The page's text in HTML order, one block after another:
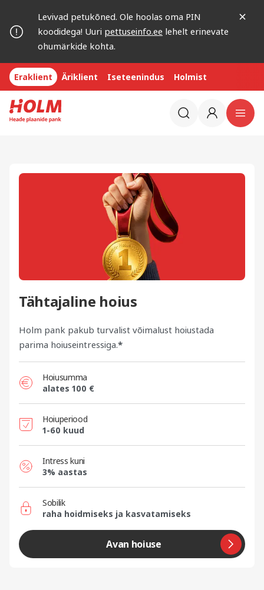
Levivad petukõned. Ole hoolas oma PIN
koodidega! Uuri pettuseinfo.ee lehelt erinevate
ohumärkide kohta.
Eraklient Äriklient Iseteenindus Holmist
Tähtajaline hoius
Holm pank pakub turvalist võimalust hoiustada
parima hoiuseintressiga.*
Hoiusumma
alates 100 €
Hoiuperiood
1-60 kuud
Intress kuni
3% aastas
Sobilik
raha hoidmiseks ja kasvatamiseks
Avan hoiuse